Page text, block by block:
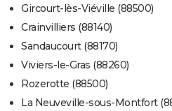
Gircourt-lès-Viéville (88500)
Crainvilliers (88140)
Sandaucourt (88170)
Viviers-le-Gras (88260)
Rozerotte (88500)
La Neuveville-sous-Montfort